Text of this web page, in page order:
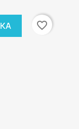
favorite_border